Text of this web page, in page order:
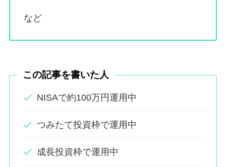
など
この記事を書いた人
NISAで約100万円運用中
つみたて投資枠で運用中
成長投資枠で運用中